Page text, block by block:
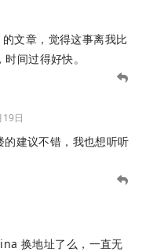
文章，觉得这事离我比
间过得好快。
日
的建议不错，我也想听听
换地址了么，一直无